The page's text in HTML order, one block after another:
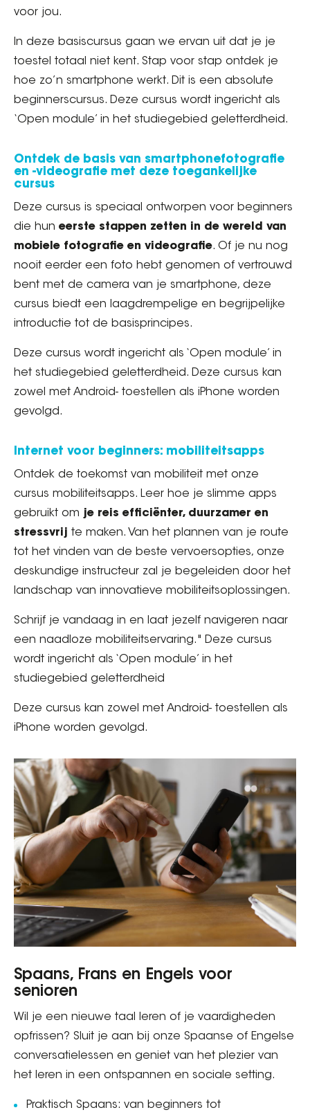
voor jou.
In deze basiscursus gaan we ervan uit dat je je
toestel totaal niet kent. Stap voor stap ontdek je
hoe zo’n smartphone werkt. Dit is een absolute
beginnerscursus. Deze cursus wordt ingericht als
‘Open module’ in het studiegebied geletterdheid.
Ontdek de basis van smartphonefotografie
en -videografie met deze toegankelijke
cursus
Deze cursus is speciaal ontworpen voor beginners
die hun eerste stappen zetten in de wereld van
mobiele fotografie en videografie. Of je nu nog
nooit eerder een foto hebt genomen of vertrouwd
bent met de camera van je smartphone, deze
cursus biedt een laagdrempelige en begrijpelijke
introductie tot de basisprincipes.
Deze cursus wordt ingericht als ‘Open module’ in
het studiegebied geletterdheid. Deze cursus kan
zowel met Android- toestellen als iPhone worden
gevolgd.
Internet voor beginners: mobiliteitsapps
Ontdek de toekomst van mobiliteit met onze
cursus mobiliteitsapps. Leer hoe je slimme apps
gebruikt om je reis efficiënter, duurzamer en
stressvrij te maken. Van het plannen van je route
tot het vinden van de beste vervoersopties, onze
deskundige instructeur zal je begeleiden door het
landschap van innovatieve mobiliteitsoplossingen.
Schrijf je vandaag in en laat jezelf navigeren naar
een naadloze mobiliteitservaring." Deze cursus
wordt ingericht als ‘Open module’ in het
studiegebied geletterdheid
Deze cursus kan zowel met Android- toestellen als
iPhone worden gevolgd.
Spaans, Frans en Engels voor
senioren
Wil je een nieuwe taal leren of je vaardigheden
opfrissen? Sluit je aan bij onze Spaanse of Engelse
conversatielessen en geniet van het plezier van
het leren in een ontspannen en sociale setting.
Praktisch Spaans: van beginners tot